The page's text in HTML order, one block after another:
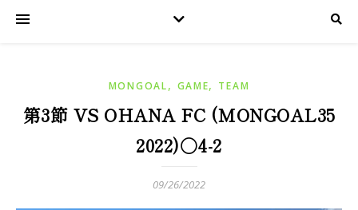
MONGOAL, GAME, TEAM
第3節 VS OHANA FC (MONGOAL35
2022)○4-2
09/26/2022